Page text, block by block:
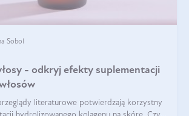
Sobol
- odkryj efekty suplementacji
literaturowe potwierdzają korzystny